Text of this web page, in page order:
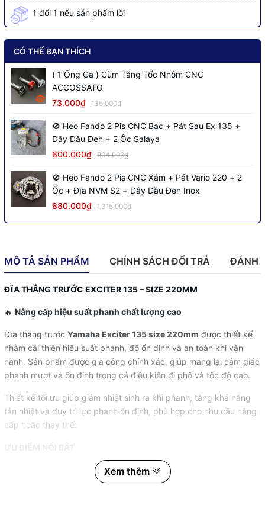
1 đổi 1 nếu sản phẩm lỗi
CÓ THỂ BẠN THÍCH
( 1 Ống Ga ) Cùm Tăng Tốc Nhôm CNC
ACCOSSATO
73.000₫ 135.000₫
🚫 Heo Fando 2 Pis CNC Bạc + Pát Sau Ex 135 +
Dây Dầu Đen + 2 Ốc Salaya
600.000₫ 804.000₫
🚫 Heo Fando 2 Pis CNC Xám + Pát Vario 220 + 2
Ốc + Đĩa NVM S2 + Dây Dầu Đen Inox
880.000₫ 1.315.000₫
MÔ TẢ SẢN PHẨM CHÍNH SÁCH ĐỔI TRẢ ĐÁNH
ĐĨA THẮNG TRƯỚC EXCITER 135 – SIZE 220MM
🔥 Nâng cấp hiệu suất phanh chất lượng cao
Đĩa thắng trước Yamaha Exciter 135 size 220mm được thiết kế
nhằm cải thiện hiệu suất phanh, độ ổn định và an toàn khi vận
hành. Sản phẩm được gia công chính xác, giúp mang lại cảm giác
phanh mượt và ổn định trong cả điều kiện đi phố và tốc độ cao.
Thiết kế tối ưu giúp giảm nhiệt sinh ra khi phanh, tăng khả năng
tản nhiệt và duy trì lực phanh ổn định, phù hợp cho nhu cầu nâng
cấp hoặc thay thế.
✅ Gia công chính xác, độ ổn định cao.
✅ Kích thước nâng cấp 220mm tăng lực phanh.
Xem thêm